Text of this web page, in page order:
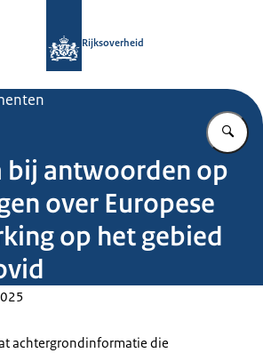
Rijksoverheid
bij antwoorden op
over Europese
op het gebied
achtergrondinformatie die